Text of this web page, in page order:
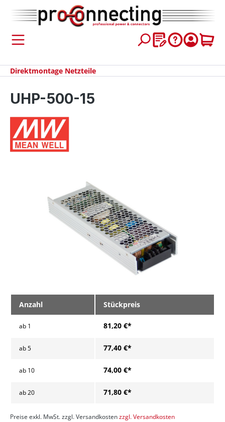
springen
Direktmontage Netzteile
UHP-500-15
Anzahl Stückpreis
ab 1 81,20 €*
ab5 77,40 €*
ab 10 74,00 €*
ab20 71,80 €*
Preise exkl. MwSt. zzgl. Versandkostenzzgl. Versandkosten